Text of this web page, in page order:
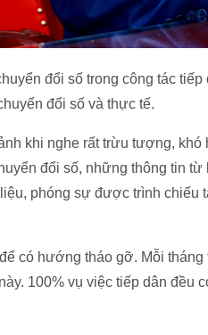
đổi số trong công tác
đổi số và thực tế.
khi nghe rất trừu tượng, khó
đổi số, những thông tin
phóng sự được trình chiếu
có hướng tháo gỡ. Mỗi tháng
100% vụ việc tiếp dân đều